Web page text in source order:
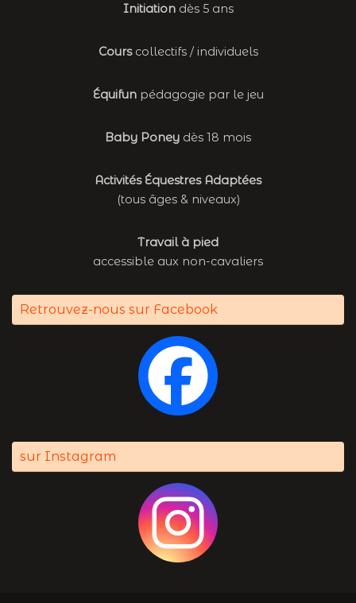
Initiationdès 5 ans
Cours collectifs / individuels
Équifunpédagogie par le jeu
Baby Poney dès 18 mois
Activités Équestres Adaptées
(tous âges & niveaux)
Travail à pied
accessible aux non-cavaliers
Retrouvez-nous sur Facebook
sur Instagram